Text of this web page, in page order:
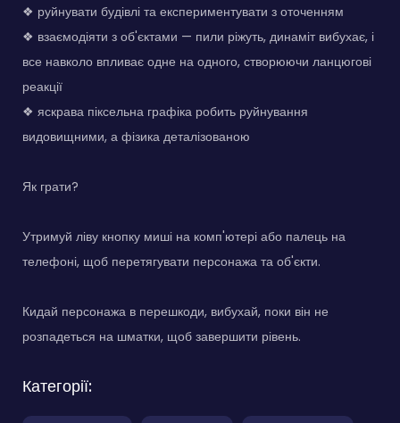
❖ руйнувати будівлі та експериментувати з оточенням
❖ взаємодіяти з об'єктами — пили ріжуть, динаміт вибухає, і
все навколо впливає одне на одного, створюючи ланцюгові
реакції
❖ яскрава піксельна графіка робить руйнування
видовищними, а фізика деталізованою
Як грати?
Утримуй ліву кнопку миші на комп'ютері або палець на
телефоні, щоб перетягувати персонажа та об'єкти.
Кидай персонажа в перешкоди, вибухай, поки він не
розпадеться на шматки, щоб завершити рівень.
Категорії: